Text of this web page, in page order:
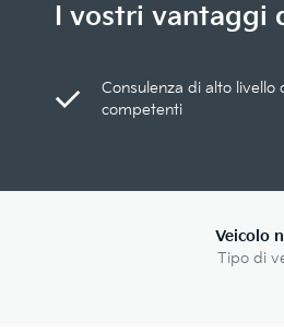
I vostri vantaggi
Consulenza di alto
competenti
Veicolo
Tipo di